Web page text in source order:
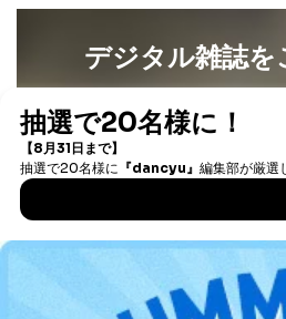
ため
ータ（開示対象個人情報）の利
各SNS運営会社様にご請求いただ
ます。
３．個人情報の第三者提供につい
当社は、取得した個人情報を適
本人の同意を得ることなく第三
ません。ただし、次の場合は除
法令に基づく場合
デジタル雑誌を
書籍）が無料で読
DOWNLOAD
DOWNLOAD